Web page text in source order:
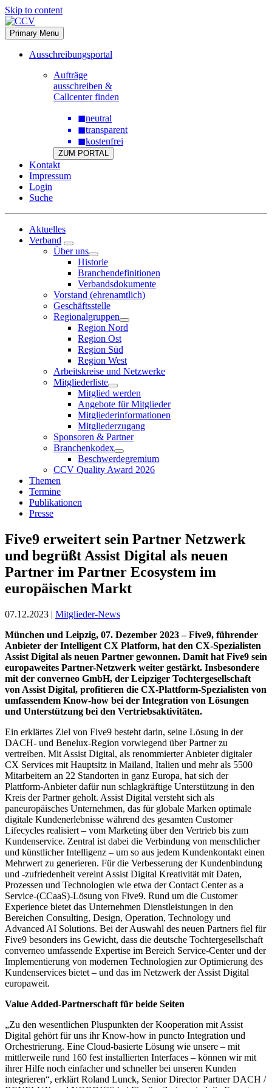
Skip to content
Primary Menu
Ausschreibungsportal
Aufträge
ausschreiben &
Callcenter finden
◼neutral
◼transparent
◼kostenfrei
ZUM PORTAL
Kontakt
Impressum
Login
Suche
Aktuelles
Verband
Über uns
Historie
Branchendefinitionen
Verbandsdokumente
Vorstand (ehrenamtlich)
Geschäftsstelle
Regionalgruppen
Region Nord
Region Ost
Region Süd
Region West
Arbeitskreise und Netzwerke
Mitgliederliste
Mitglied werden
Angebote für Mitglieder
Mitgliederinformationen
Mitgliederzugang
Sponsoren & Partner
Branchenkodex
Beschwerdegremium
CCV Quality Award 2026
Themen
Termine
Publikationen
Presse
Five9 erweitert sein Partner Netzwerk
und begrüßt Assist Digital als neuen
Partner im Partner Ecosystem im
europäischen Markt
07.12.2023 | Mitglieder-News
München und Leipzig, 07. Dezember 2023 – Five9, führender
Anbieter der Intelligent CX Platform, hat den CX-Spezialisten
Assist Digital als neuen Partner gewonnen. Damit hat Five9 sein
europaweites Partner-Netzwerk weiter gestärkt. Insbesondere
mit der converneo GmbH, der Leipziger Tochtergesellschaft
von Assist Digital, profitieren die CX-Plattform-Spezialisten von
umfassendem Know-how bei der Integration von Lösungen
und Unterstützung bei den Vertriebsaktivitäten.
Ein erklärtes Ziel von Five9 besteht darin, seine Lösung in der
DACH- und Benelux-Region vorwiegend über Partner zu
vertreiben. Mit Assist Digital, als renommierter Anbieter digitaler
CX Services mit Hauptsitz in Mailand, Italien und mehr als 5500
Mitarbeitern an 22 Standorten in ganz Europa, hat sich der
Plattform-Anbieter dafür nun schlagkräftige Unterstützung in den
Kreis der Partner geholt. Assist Digital versteht sich als
paneuropäisches Unternehmen, das für globale Marken optimale
digitale Kundenerlebnisse während des gesamten Customer
Lifecycles realisiert – vom Marketing über den Vertrieb bis zum
Kundenservice. Zentral ist dabei die Verbindung von menschlicher
und künstlicher Intelligenz – um so aus jedem Kundenkontakt einen
Mehrwert zu generieren. Für die Verbesserung der Kundenbindung
und -zufriedenheit vereint Assist Digital Kreativität mit Daten,
Prozessen und Technologien wie etwa der Contact Center as a
Service-(CCaaS)-Lösung von Five9. Rund um die Customer
Experience bietet das Unternehmen Dienstleistungen in den
Bereichen Consulting, Design, Operation, Technology und
Advanced AI Solutions. Bei der Auswahl des neuen Partners fiel für
Five9 besonders ins Gewicht, dass die deutsche Tochtergesellschaft
converneo umfassende Expertise im Bereich Service-Center und der
Implementierung von modernen Technologien zur Optimierung des
Kundenservices bietet – und das im Netzwerk der Assist Digital
europaweit.
Value Added-Partnerschaft für beide Seiten
„Zu den wesentlichen Pluspunkten der Kooperation mit Assist
Digital gehört für uns ihr Know-how in puncto Integration und
Orchestrierung. Eine Cloud-basierte Lösung wie unsere – mit
mittlerweile rund 160 fest installierten Interfaces – können wir mit
ihrer Hilfe noch einfacher und schneller bei unseren Kunden
integrieren“, erklärt Roland Lunck, Senior Director Partner DACH /